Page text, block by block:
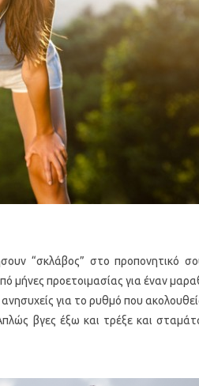
“σκλάβος” στο προπονητικό
μήνες προετοιμασίας για έναν
για το ρυθμό που
βγες έξω και τρέξε και
5 γρήγορα και